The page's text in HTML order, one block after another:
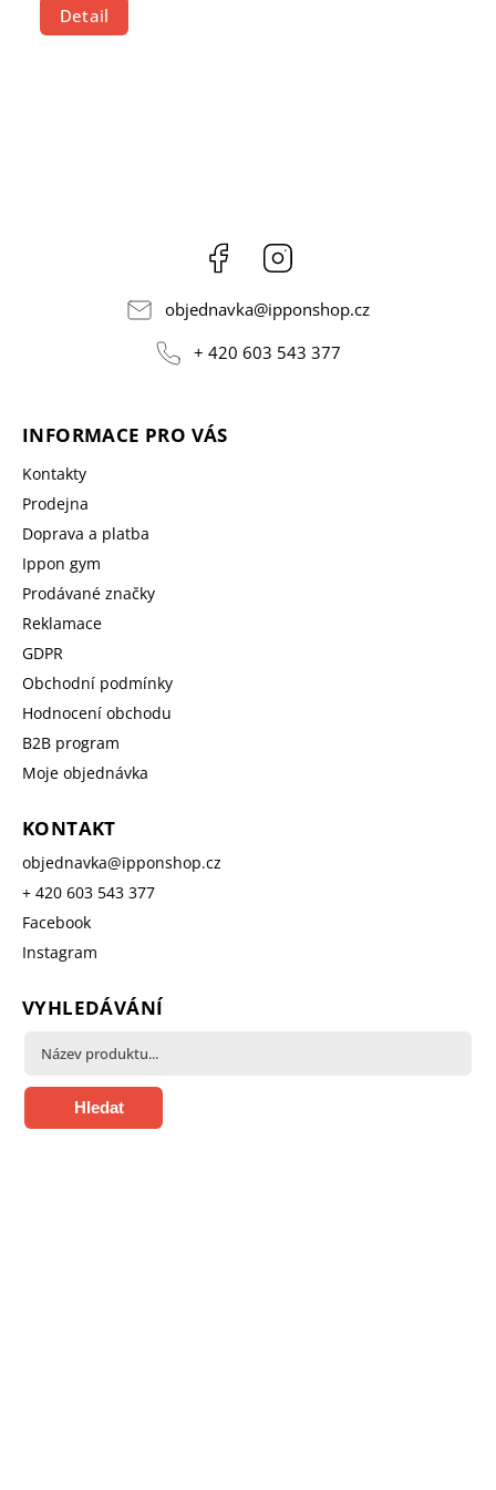
Detail
Facebook
objednavka@ipponshop.cz
+ 420 603 543 377
INFORMACE PRO VÁS
Kontakty
Prodejna
Doprava a platba
Ippon gym
Prodávané značky
Reklamace
GDPR
Obchodní podmínky
Hodnocení obchodu
B2B program
Moje objednávka
KONTAKT
objednavka@ipponshop.cz
+ 420 603 543 377
Facebook
Instagram
VYHLEDÁVÁNÍ
Hledat